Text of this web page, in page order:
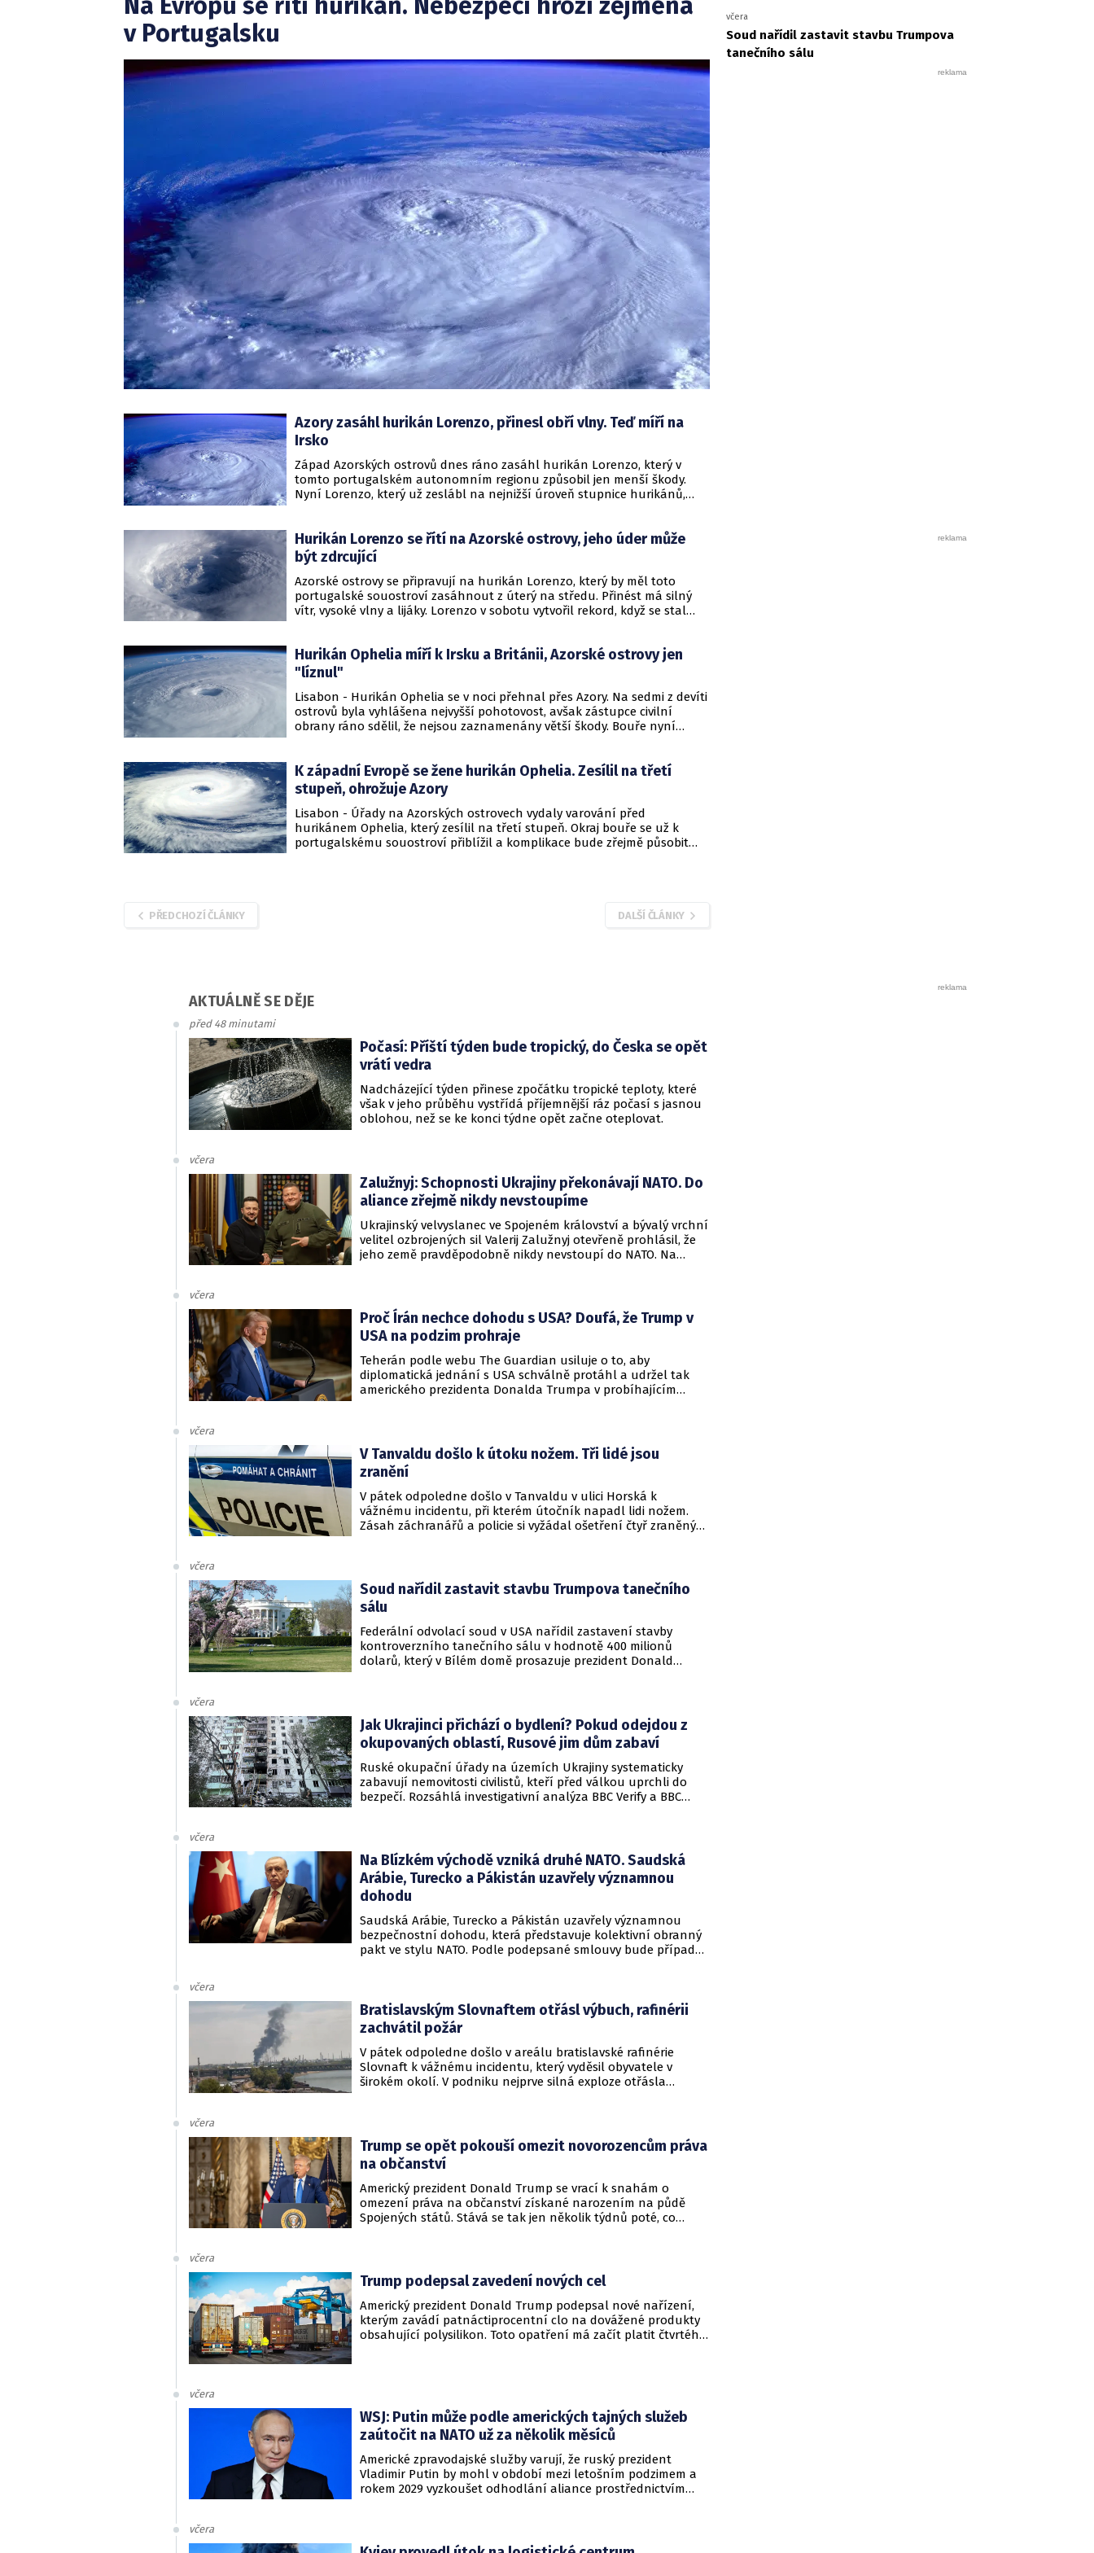
v Portugalsku
Azory zasáhl hurikán Lorenzo, přinesl obří vlny. Teď míří na
Irsko
Západ Azorských ostrovů dnes ráno zasáhl hurikán Lorenzo, který v
tomto portugalském autonomním regionu způsobil jen menší škody.
Nyní Lorenzo, který už zeslábl na nejnižší úroveň stupnice hurikánů,
Hurikán Lorenzo se řítí na Azorské ostrovy, jeho úder může
být zdrcující
Azorské ostrovy se připravují na hurikán Lorenzo, který by měl toto
portugalské souostroví zasáhnout z úterý na středu. Přinést má silný
vítr, vysoké vlny a lijáky. Lorenzo v sobotu vytvořil rekord, když se stal
Hurikán Ophelia míří k Irsku a Británii, Azorské ostrovy jen
"líznul"
Lisabon - Hurikán Ophelia se v noci přehnal přes Azory. Na sedmi z devíti
ostrovů byla vyhlášena nejvyšší pohotovost, avšak zástupce civilní
obrany ráno sdělil, že nejsou zaznamenány větší škody. Bouře nyní
K západní Evropě se žene hurikán Ophelia. Zesílil na třetí
stupeň, ohrožuje Azory
Lisabon - Úřady na Azorských ostrovech vydaly varování před
hurikánem Ophelia, který zesílil na třetí stupeň. Okraj bouře se už k
portugalskému souostroví přiblížil a komplikace bude zřejmě působit
PŘEDCHOZÍ ČLÁNKY DALŠÍ ČLÁNKY
včera
Soud nařídil zastavit stavbu Trumpova
tanečního sálu
AKTUÁLNĚ SE DĚJE
před 48 minutami
Počasí: Příští týden bude tropický, do Česka se opět
vrátí vedra
Nadcházející týden přinese zpočátku tropické teploty, které
však v jeho průběhu vystřídá příjemnější ráz počasí s jasnou
oblohou, než se ke konci týdne opět začne oteplovat.
včera
Zalužnyj: Schopnosti Ukrajiny překonávají NATO. Do
aliance zřejmě nikdy nevstoupíme
Ukrajinský velvyslanec ve Spojeném království a bývalý vrchní
velitel ozbrojených sil Valerij Zalužnyj otevřeně prohlásil, že
jeho země pravděpodobně nikdy nevstoupí do NATO. Na
nedosažitelné.
včera
Proč Írán nechce dohodu s USA? Doufá, že Trump v
USA na podzim prohraje
Teherán podle webu The Guardian usiluje o to, aby
diplomatická jednání s USA schválně protáhl a udržel tak
amerického prezidenta Donalda Trumpa v probíhajícím
rukojmími za prezidenta Jimmyho Cartera.
včera
V Tanvaldu došlo k útoku nožem. Tři lidé jsou
zranění
V pátek odpoledne došlo v Tanvaldu v ulici Horská k
vážnému incidentu, při kterém útočník napadl lidi nožem.
Zásah záchranářů a policie si vyžádal ošetření čtyř zraněných
včera
Soud nařídil zastavit stavbu Trumpova tanečního
sálu
Federální odvolací soud v USA nařídil zastavení stavby
kontroverzního tanečního sálu v hodnotě 400 milionů
dolarů, který v Bílém domě prosazuje prezident Donald
včera
Jak Ukrajinci přichází o bydlení? Pokud odejdou z
okupovaných oblastí, Rusové jim dům zabaví
Ruské okupační úřady na územích Ukrajiny systematicky
zabavují nemovitosti civilistů, kteří před válkou uprchli do
bezpečí. Rozsáhlá investigativní analýza BBC Verify a BBC
včera
Na Blízkém východě vzniká druhé NATO. Saudská
Arábie, Turecko a Pákistán uzavřely významnou
dohodu
Saudská Arábie, Turecko a Pákistán uzavřely významnou
bezpečnostní dohodu, která představuje kolektivní obranný
pakt ve stylu NATO. Podle podepsané smlouvy bude případný
včera
Bratislavským Slovnaftem otřásl výbuch, rafinérii
zachvátil požár
V pátek odpoledne došlo v areálu bratislavské rafinérie
Slovnaft k vážnému incidentu, který vyděsil obyvatele v
širokém okolí. V podniku nejprve silná exploze otřásla
včera
Trump se opět pokouší omezit novorozencům práva
na občanství
Americký prezident Donald Trump se vrací k snahám o
omezení práva na občanství získané narozením na půdě
Spojených států. Stává se tak jen několik týdnů poté, co
včera
Trump podepsal zavedení nových cel
Americký prezident Donald Trump podepsal nové nařízení,
kterým zavádí patnáctiprocentní clo na dovážené produkty
obsahující polysilikon. Toto opatření má začít platit čtvrtého
včera
WSJ: Putin může podle amerických tajných služeb
zaútočit na NATO už za několik měsíců
Americké zpravodajské služby varují, že ruský prezident
Vladimir Putin by mohl v období mezi letošním podzimem a
rokem 2029 vyzkoušet odhodlání aliance prostřednictvím
přicházejí v době, kdy Moskva čelí rostoucímu tlaku kvůli
včera